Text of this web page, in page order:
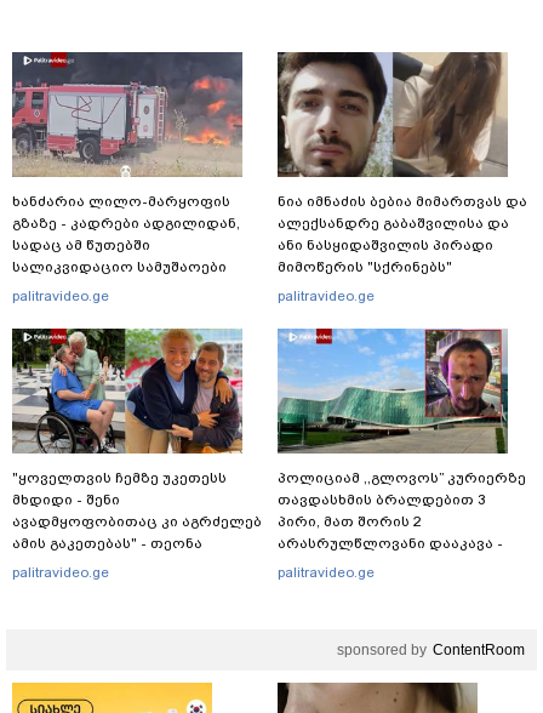
ხანძარია ლილო-მარყოფის
გზაზე - კადრები ადგილიდან,
სადაც ამ წუთებში
სალიკვიდაციო სამუშაოები
მიმდინარეობს
palitravideo.ge
"ყოველთვის ჩემზე უკეთესს
მხდიდი - შენი
ავადმყოფობითაც კი აგრძელებ
ამის გაკეთებას" - თეონა
კონტრიძე მეუღლეს ემოციურ
palitravideo.ge
ნია იმნაძის ბებია მიმართვას და
ალექსანდრე გაბაშვილისა და
ანი ნასყიდაშვილის პირადი
მიმოწერის "სქრინებს"
ავრცელებს
palitravideo.ge
პოლიციამ ,,გლოვოს” კურიერზე
თავდასხმის ბრალდებით 3
პირი, მათ შორის 2
არასრულწლოვანი დააკავა -
შსს ინფორმაციას ავრცელებს
palitravideo.ge
sponsored by ContentRoom